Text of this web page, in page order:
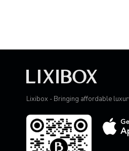
Lixibox - Bringing affordable